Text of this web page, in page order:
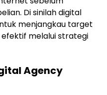
Di sinilah digital
menjangkau target
melalui strategi
Agency